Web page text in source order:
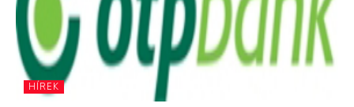
HÍREK